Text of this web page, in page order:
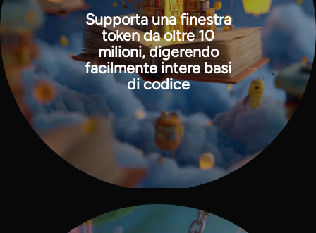
Supporta una finestra
token da oltre 10
milioni, digerendo
facilmente intere basi
di codice